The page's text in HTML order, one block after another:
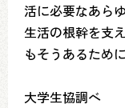
活に必要なあら
生活の根幹を支
もそうあるため
大学生協調べ